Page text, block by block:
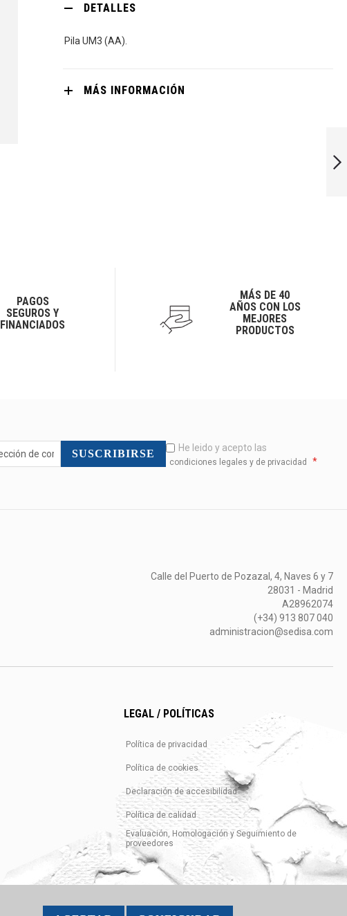
DETALLES
Pila UM3 (AA).
MÁS INFORMACIÓN
PAGOS
SEGUROS Y
FINANCIADOS
MÁS DE 40
AÑOS CON LOS
MEJORES
PRODUCTOS
SUSCRIBIRSE He leido y acepto las
condiciones legales y de privacidad *
Calle del Puerto de Pozazal, 4, Naves 6 y 7
28031 - Madrid
A28962074
(+34) 913 807 040
administracion@sedisa.com
LEGAL / POLÍTICAS
Política de privacidad
Política de cookies
Declaración de accesibilidad
Política de calidad
Evaluación, Homologación y Seguimiento de
proveedores